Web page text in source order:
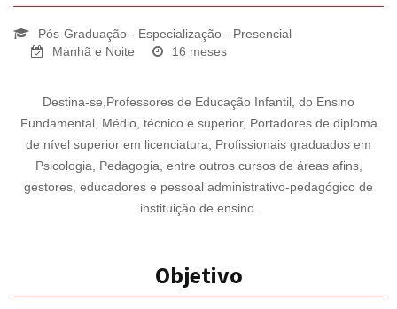
Pós-Graduação - Especialização - Presencial
Manhã e Noite
16 meses
Destina-se,Professores de Educação Infantil, do Ensino
Fundamental, Médio, técnico e superior, Portadores de diploma
de nível superior em licenciatura, Profissionais graduados em
Psicologia, Pedagogia, entre outros cursos de áreas afins,
gestores, educadores e pessoal administrativo-pedagógico de
instituição de ensino.
Objetivo